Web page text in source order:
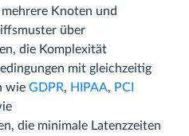
Knoten und
über
die Komplexität
mit gleichzeitig
wie GDPR, HIPAA, PCI
die minimale Latenzzeiten